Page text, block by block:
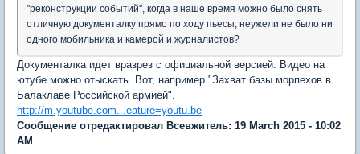
"реконструкции событий", когда в наше время можно было снять
отличную документалку прямо по ходу пьесы, неужели не было ни
одного мобильника и камерой и журналистов?
Документалка идет вразрез с официальной версией. Видео на
ютубе можно отыскать. Вот, например "Захват базы морпехов в
Балаклаве Российской армией".
http://m.youtube.com...eature=youtu.be
Сообщение отредактировал Всевжитель: 19 March 2015 - 10:02
AM